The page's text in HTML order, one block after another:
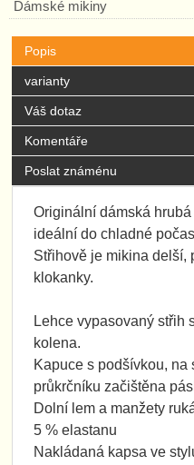
Dámské mikiny
Popis
varianty
Váš dotaz
Komentáře
Poslat známénu
Originální dámská
ideální do chladné
Střihově je mikina delší,
klokanky.
Lehce vypasovaný střih
kolena.
Kapuce s podšívkou, na
průkrčníku začištěna
Dolní lem a manžety
5 % elastanu
Nakládaná kapsa ve